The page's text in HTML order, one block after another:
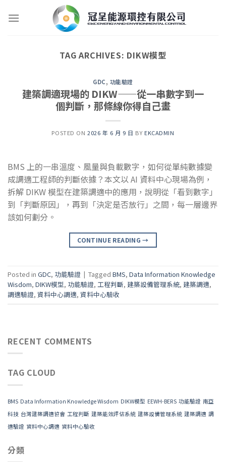
TAG ARCHIVES: DIKW模型
GDC, 功能驗證
建築調適現場的 DIKW——從一串數字到一
個判斷，那條線你得自己畫
POSTED ON2026 年 6 月 9 日 BY EKCADMIN
BMS 上的一串溫度、風量與負載數字，如何從單純數據變
成調適工程師的判斷依據？本文以 AI 資料中心現場為例，
拆解 DIKW 模型在建築調適中的應用，說明從「看到數字」
到「判斷原因」，再到「決定是否放行」之間，每一層邊界
該如何劃分。
CONTINUE READING→
Posted in GDC, 功能驗證 | Tagged BMS, Data Information Knowledge
Wisdom, DIKW模型, 功能驗證, 工程判斷, 建築設備管理系統, 建築調適,
調適驗證, 資料中心調適, 資料中心驗收
RECENT COMMENTS
TAG CLOUD
BMS Data Information Knowledge Wisdom DIKW模型 EEWH-BERS 功能驗證 南亞
科技 台灣建築調適協會 工程判斷 建築能效評估系統 建築設備管理系統 建築調適 調
適驗證 資料中心調適 資料中心驗收
分類